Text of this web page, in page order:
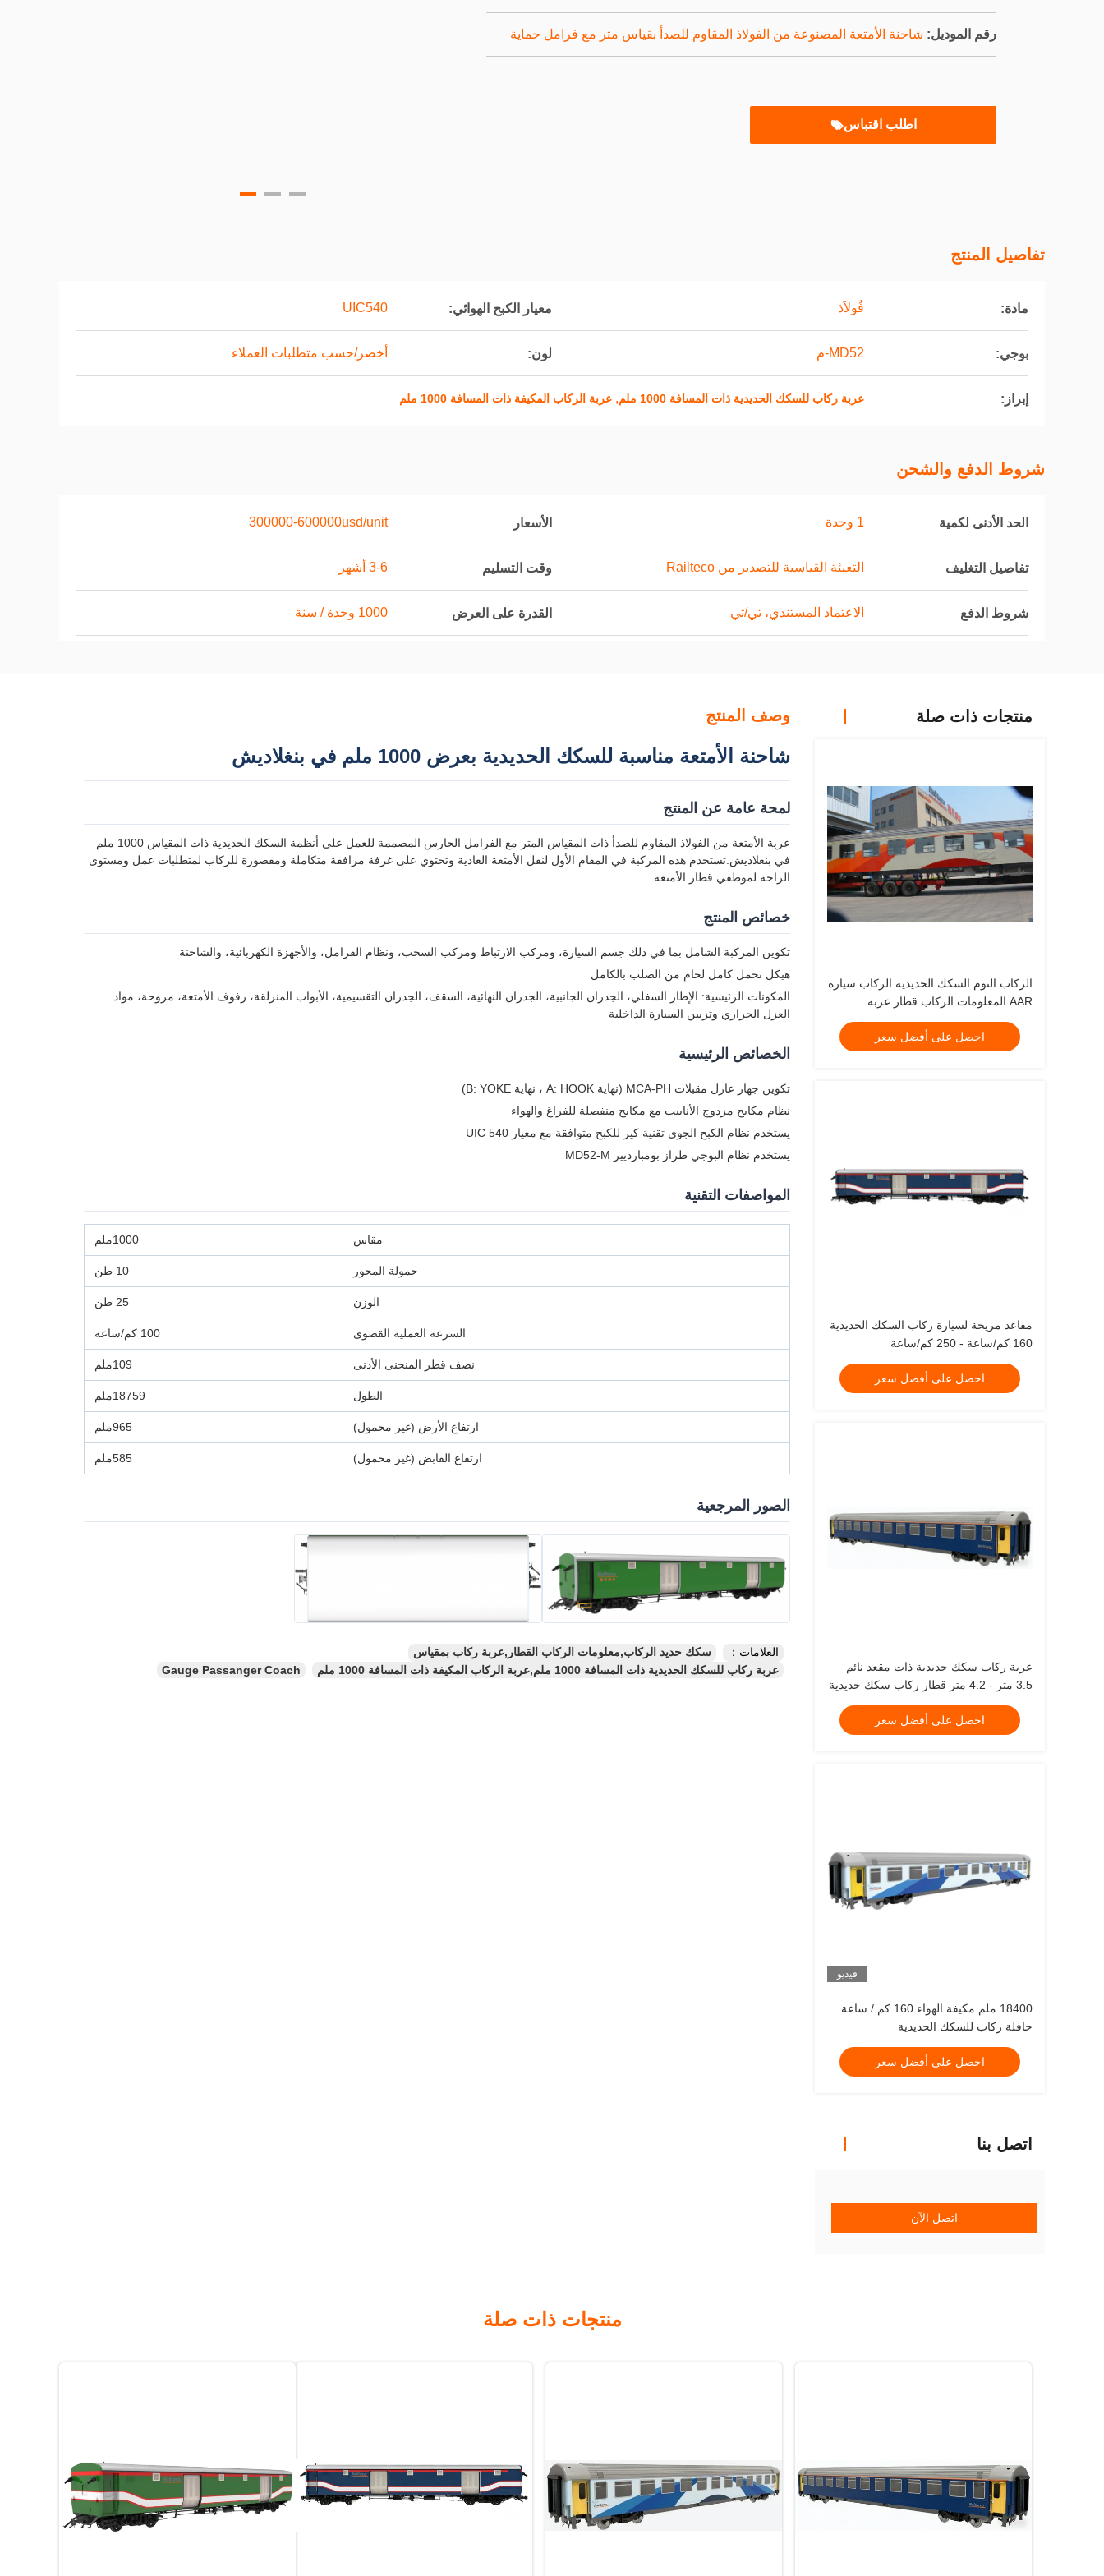
رقم الموديل: شاحنة الأمتعة المصنوعة من الفولاذ المقاوم للصدأ بقياس متر مع فرامل حماية
اطلب اقتباس
تفاصيل المنتج
مادة: فُولاَذ معيار الكبح الهوائي: UIC540
بوجي: MD52-م لون: أخضر/حسب متطلبات العملاء
إبراز: عربة ركاب للسكك الحديدية ذات المسافة 1000 ملم , عربة الركاب المكيفة ذات المسافة 1000 ملم
شروط الدفع والشحن
الحد الأدنى لكمية 1 وحدة الأسعار 300000-600000usd/unit
تفاصيل التغليف التعبئة القياسية للتصدير من Railteco وقت التسليم 3-6 أشهر
شروط الدفع الاعتماد المستندي، تي/تي القدرة على العرض 1000 وحدة / سنة
منتجات ذات صلة
الركاب النوم السكك الحديدية الركاب سيارة
AAR المعلومات الركاب قطار عربة
احصل على أفضل سعر
مقاعد مريحة لسيارة ركاب السكك الحديدية
160 كم/ساعة - 250 كم/ساعة
احصل على أفضل سعر
عربة ركاب سكك حديدية ذات مقعد نائم
3.5 متر - 4.2 متر قطار ركاب سكك حديدية
احصل على أفضل سعر
فيديو
18400 ملم مكيفة الهواء 160 كم / ساعة
حافلة ركاب للسكك الحديدية
احصل على أفضل سعر
اتصل بنا
اتصل الآن
وصف المنتج
شاحنة الأمتعة مناسبة للسكك الحديدية بعرض 1000 ملم في بنغلاديش
لمحة عامة عن المنتج
عربة الأمتعة من الفولاذ المقاوم للصدأ ذات المقياس المتر مع الفرامل الحارس المصممة للعمل على أنظمة السكك الحديدية ذات المقياس 1000 ملم
في بنغلاديش.تستخدم هذه المركبة في المقام الأول لنقل الأمتعة العادية وتحتوي على غرفة مرافقة متكاملة ومقصورة للركاب لمتطلبات عمل ومستوى
الراحة لموظفي قطار الأمتعة.
خصائص المنتج
تكوين المركبة الشامل بما في ذلك جسم السيارة، ومركب الارتباط ومركب السحب، ونظام الفرامل، والأجهزة الكهربائية، والشاحنة
هيكل تحمل كامل لحام من الصلب بالكامل
المكونات الرئيسية: الإطار السفلي، الجدران الجانبية، الجدران النهائية، السقف، الجدران التقسيمية، الأبواب المنزلقة، رفوف الأمتعة، مروحة، مواد
العزل الحراري وتزيين السيارة الداخلية
الخصائص الرئيسية
تكوين جهاز عازل مقبلات MCA-PH (نهاية A: HOOK ، نهاية B: YOKE)
نظام مكابح مزدوج الأنابيب مع مكابح منفصلة للفراغ والهواء
يستخدم نظام الكبح الجوي تقنية كير للكبح متوافقة مع معيار UIC 540
يستخدم نظام البوجي طراز بومبارديير MD52-M
المواصفات التقنية
مقاس 1000ملم
حمولة المحور 10 طن
الوزن 25 طن
السرعة العملية القصوى 100 كم/ساعة
نصف قطر المنحنى الأدنى 109ملم
الطول 18759ملم
ارتفاع الأرض (غير محمول) 965ملم
ارتفاع القابض (غير محمول) 585ملم
الصور المرجعية
العلامات：
سكك حديد الركاب,معلومات الركاب القطار,عربة ركاب بمقياس
عربة ركاب للسكك الحديدية ذات المسافة 1000 ملم,عربة الركاب المكيفة ذات المسافة 1000 ملم
Gauge Passanger Coach
منتجات ذات صلة